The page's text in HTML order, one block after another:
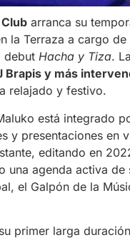
arranca su
la Terraza a cargo de
debut Hacha y Tiza.
Brapis y más
relajado y festivo.
está integrado
y presentaciones en
editando en
una agenda activa
el Galpón de la
primer larga